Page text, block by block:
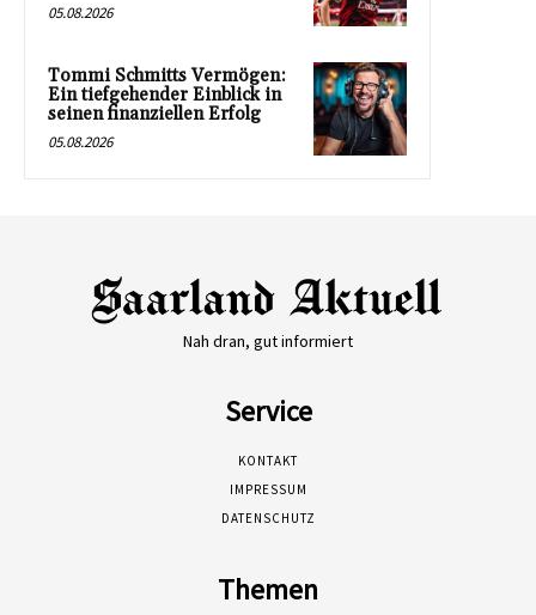
05.08.2026
Tommi Schmitts Vermögen:
Ein tiefgehender Einblick in
seinen finanziellen Erfolg
05.08.2026
Nah dran, gut informiert
Service
KONTAKT
IMPRESSUM
DATENSCHUTZ
Themen